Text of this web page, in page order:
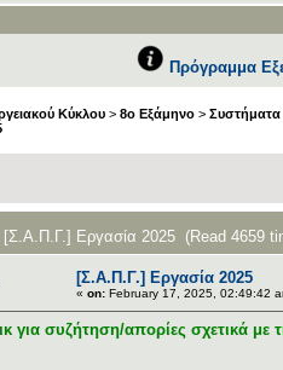
Πρόγραμμα
Κύκλου > 8ο Εξάμηνο > Συστήματα
[Σ.Α.Π.Γ.] Εργασία 2025 (Read 4659
[Σ.Α.Π.Γ.] Εργασία 2025
« on: February 17, 2025, 02:49:42
για συζήτηση/απορίες σχετικά με